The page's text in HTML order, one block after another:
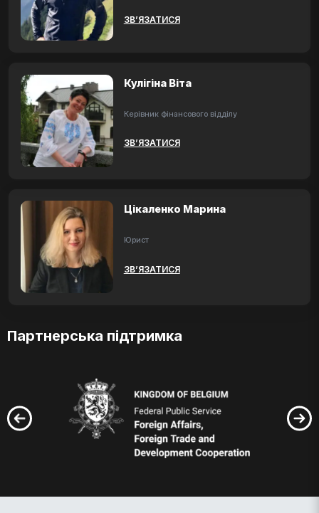
ЗВ’ЯЗАТИСЯ
Кулігіна Віта
Керівник фінансового відділу
ЗВ’ЯЗАТИСЯ
Цікаленко Марина
Юрист
ЗВ’ЯЗАТИСЯ
Партнерська підтримка